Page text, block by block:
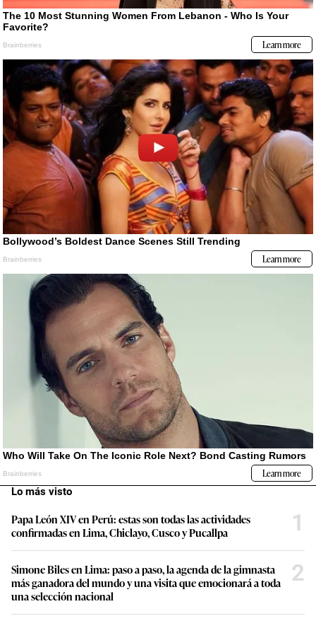
Lo más visto
Papa León XIV en Perú: estas son todas las actividades
confirmadas en Lima, Chiclayo, Cusco y Pucallpa
1
Simone Biles en Lima: paso a paso, la agenda de la gimnasta
más ganadora del mundo y una visita que emocionará a toda
una selección nacional
2